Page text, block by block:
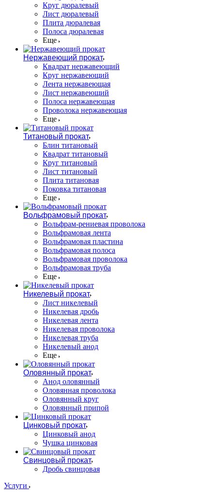
Круг дюралевый
Лист дюралевый
Плита дюралевая
Полоса дюралевая
Еще
Нержавеющий прокат
Квадрат нержавеющий
Круг нержавеющий
Лента нержавеющая
Лист нержавеющий
Полоса нержавеющая
Проволока нержавеющая
Еще
Титановый прокат
Блин титановый
Квадрат титановый
Круг титановый
Лист титановый
Плита титановая
Поковка титановая
Еще
Вольфрамовый прокат
Вольфрам-рениевая проволока
Вольфрамовая лента
Вольфрамовая пластина
Вольфрамовая полоса
Вольфрамовая проволока
Вольфрамовая труба
Еще
Никелевый прокат
Лист никелевый
Никелевая дробь
Никелевая лента
Никелевая проволока
Никелевая труба
Никелевый анод
Еще
Оловянный прокат
Анод оловянный
Оловянная проволока
Оловянный круг
Оловянный припой
Цинковый прокат
Цинковый анод
Чушка цинковая
Свинцовый прокат
Дробь свинцовая
Услуги